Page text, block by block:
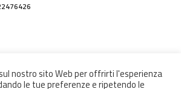
nostro sito Web per offrirti l'esperienza
le tue preferenze e ripetendo le